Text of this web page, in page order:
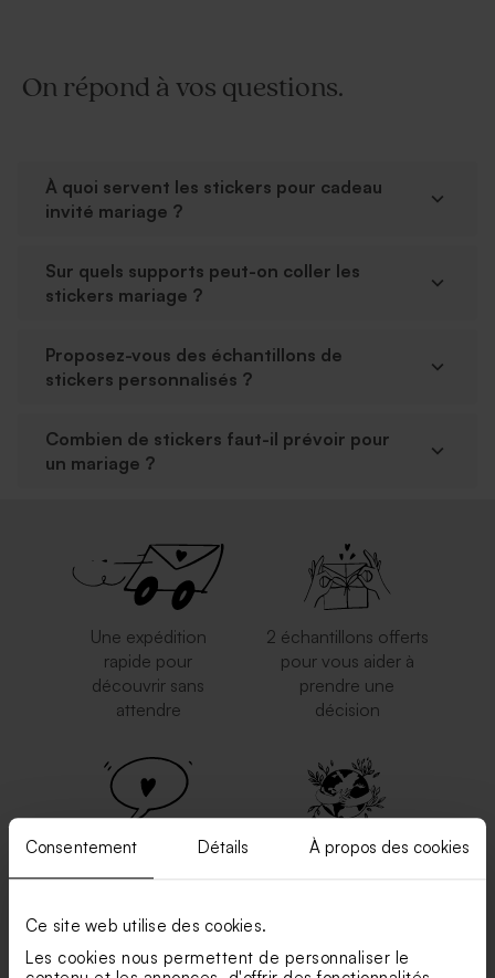
Consentement Détails À propos des cookies
Ce site web utilise des cookies.
Les cookies nous permettent de personnaliser le
On répond à vos questions.
À quoi servent les stickers pour cadeau
invité mariage ?
Sur quels supports peut-on coller les
stickers mariage ?
Proposez-vous des échantillons de
stickers personnalisés ?
Combien de stickers faut-il prévoir pour
un mariage ?
Une expédition
rapide pour
découvrir sans
attendre
2 échantillons offerts
pour vous aider à
prendre une
décision
Soyez pleinement
Satisfait ou
réimpression gratuite
Engagement éco-
responsable : une
l'environnement